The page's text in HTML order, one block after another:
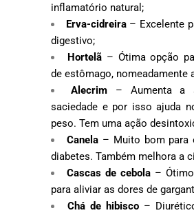
inflamatório natural;
Erva-cidreira– Excelente
digestivo;
Hortelã– Ótima opção
de estômago, nomeadamente
Alecrim– Aumenta a
saciedade e por isso ajuda
peso. Tem uma ação
Canela– Muito bom para
diabetes. Também melhora a
Cascas de cebola –
para aliviar as dores de
Chá de hibisco –